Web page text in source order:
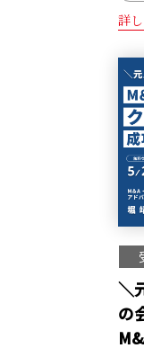
詳
＼
の